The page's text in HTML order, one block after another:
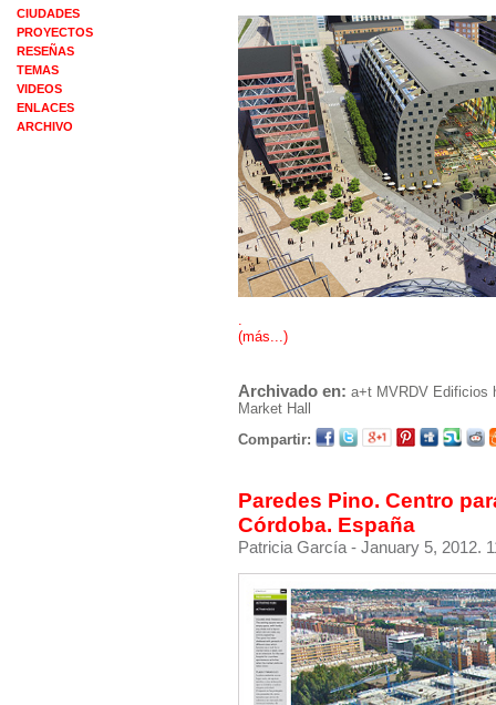
CIUDADES
PROYECTOS
RESEÑAS
TEMAS
VIDEOS
ENLACES
ARCHIVO
(más...)
Archivado en: a+t MVRDV Edificios
Market Hall
Compartir:
Paredes Pino. Centro
Córdoba. España
Patricia García - January 5, 2012.